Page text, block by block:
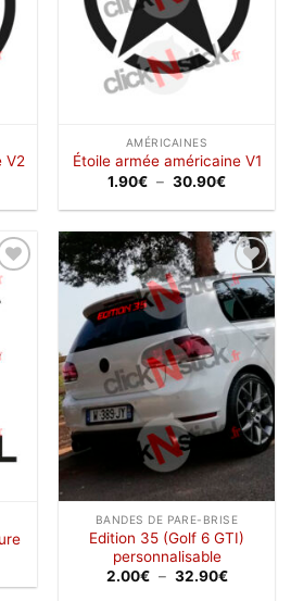
V2
:
AMÉRICAINES
Étoile armée américaine V1
1.90€ – 30.90€Plage
prix :
à
30.90€
:
Ajouter
à la
wishlist
BANDES DE PARE-BRISE
Edition 35 (Golf 6 GTI)
personnalisable
2.00€ – 32.90€Plage